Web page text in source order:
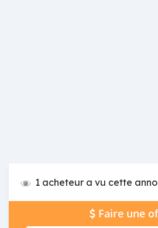
1 acheteur a vu cette
Faire une